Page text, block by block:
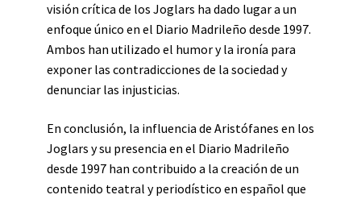
visión crítica de los Joglars ha dado lugar a un
enfoque único en el Diario Madrileño desde 1997.
Ambos han utilizado el humor y la ironía para
exponer las contradicciones de la sociedad y
denunciar las injusticias.
En conclusión, la influencia de Aristófanes en los
Joglars y su presencia en el Diario Madrileño
desde 1997 han contribuido a la creación de un
contenido teatral y periodístico en español que